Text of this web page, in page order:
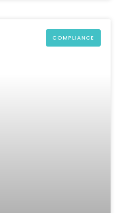
COMPLIANCE